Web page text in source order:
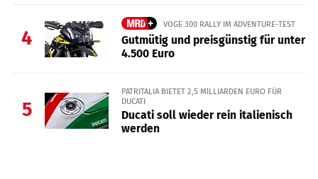
4
VOGE 300 RALLY IM ADVENTURE-TEST
Gutmütig und preisgünstig für unter
4.500 Euro
5
PATRITALIA BIETET 2,5 MILLIARDEN EURO FÜR
DUCATI
Ducati soll wieder rein italienisch
werden